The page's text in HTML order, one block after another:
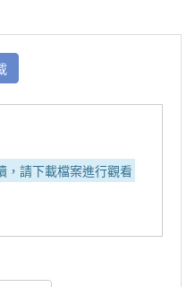
，請下載檔案進行觀看